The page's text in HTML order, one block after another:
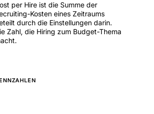
per Hire ist die Summe der
Kosten eines Zeitraums
durch die Einstellungen darin.
Zahl, die Hiring zum Budget-Thema